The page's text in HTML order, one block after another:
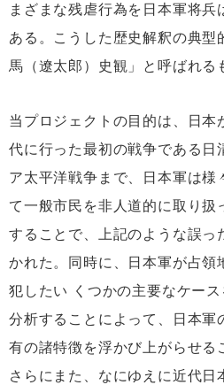
まざまな残虐行為を日本軍将兵
ある。こうした歴史解釈の典型
馬（遼太郎）史観」と呼ばれる
当プロジェクトの目的は、日本
代に行った最初の戦争である日
ア太平洋戦争まで、日本軍は様
て一般市民を非人道的に取り扱
することで、上記のような誤っ
かれた。同時に、日本軍が占領
犯したい くつかの主要なケー
分析することによって、日本軍
有の諸特徴を浮かび上がらせる
さらにまた、なにゆえに近代日